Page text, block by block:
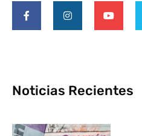
Noticias Recientes